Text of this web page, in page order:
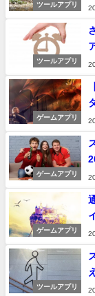
ツールアプリ
ツールアプリ
ゲームアプリ
ゲームアプリ
ゲームアプリ
ツールアプリ